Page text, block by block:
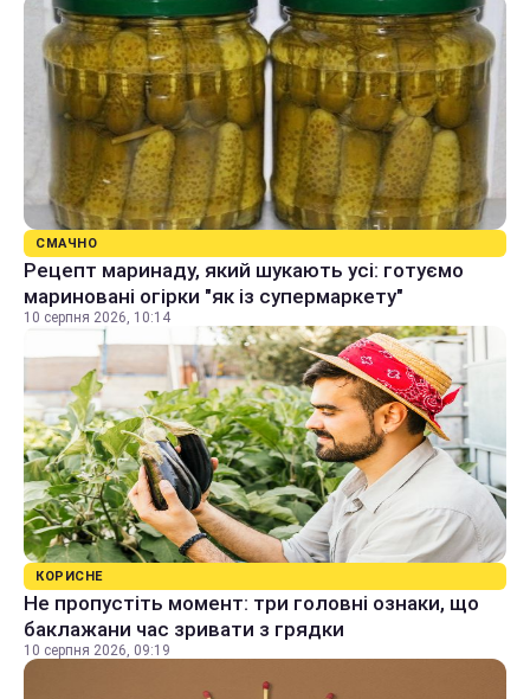
СМАЧНО
Рецепт маринаду, який шукають усі: готуємо
мариновані огірки "як із супермаркету"
10 серпня 2026, 10:14
КОРИСНЕ
Не пропустіть момент: три головні ознаки, що
баклажани час зривати з грядки
10 серпня 2026, 09:19